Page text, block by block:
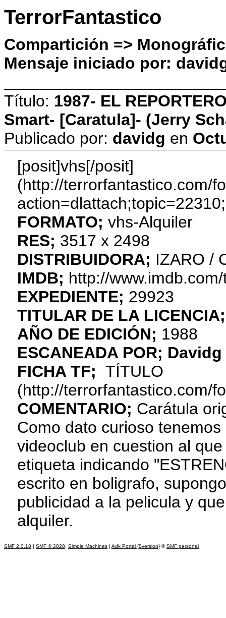
TerrorFantastico
Compartición =>
Mensaje iniciado por:
Título: 1987- EL
Smart- [Caratula]- (Jerry
Publicado por: davidg en
[posit]vhs[/posit]
(http://terrorfantastico.com/
FORMATO; vhs-Alquiler
RES; 3517 x 2498
DISTRIBUIDORA; IZARO /
IMDB; http://
EXPEDIENTE; 29923
TITULAR DE LA LICENCIA;
AÑO DE EDICIÓN; 1988
ESCANEADA POR; Davidg
FICHA TF; TÍTULO
(http://terrorfantastico.com/
COMENTARIO; Carátula
Como dato curioso
videoclub en cuestion al
etiqueta indicando
escrito en boligrafo,
publicidad a la pelicula y
alquiler.
SMF 2.0.18 | SMF © 2020 Simple Machines | Adk Portal {$version}©SMF personal